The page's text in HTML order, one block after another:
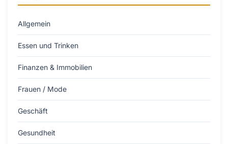
Allgemein
Essen und Trinken
Finanzen & Immobilien
Frauen / Mode
Geschäft
Gesundheit